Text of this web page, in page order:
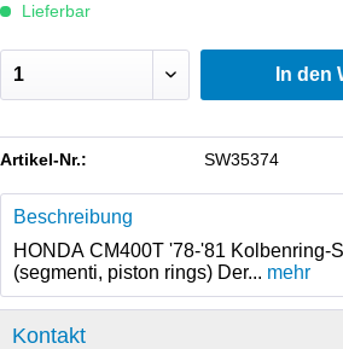
Lieferbar
In den
Artikel-Nr.: SW35374
Beschreibung
HONDA CM400T '78-'81 Kolbenring-
(segmenti, piston rings) Der... mehr
Kontakt